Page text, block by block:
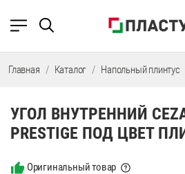
Главная Каталог Напольный плинтус
УГОЛ ВНУТРЕННИЙ
PRESTIGE ПОД ЦВЕТ
Оригинальный товар